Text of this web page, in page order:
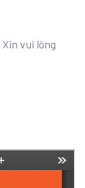
vui lòng